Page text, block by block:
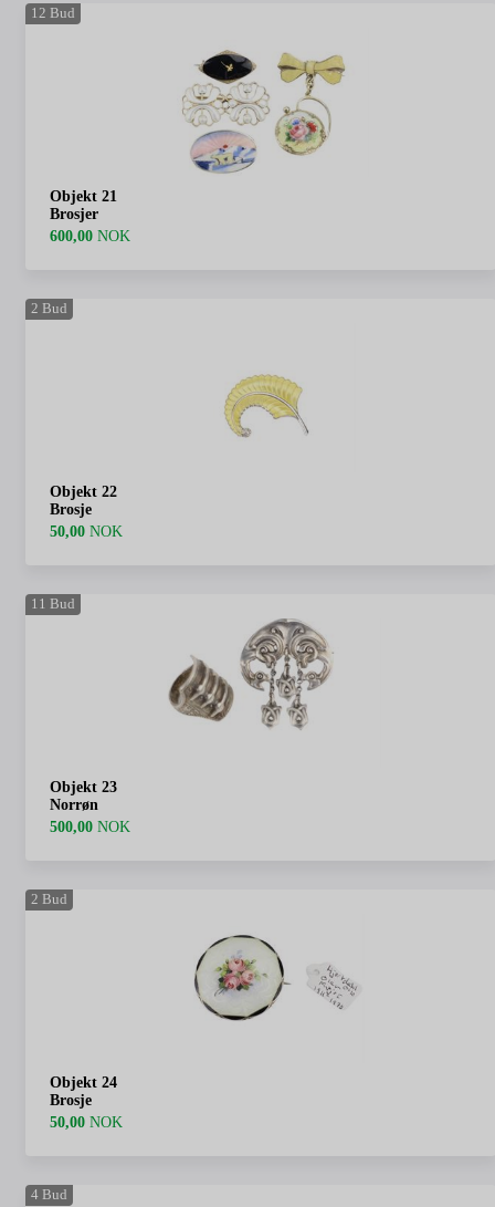
12 Bud
Objekt 21
Brosjer
600,00 NOK
2 Bud
Objekt 22
Brosje
50,00 NOK
11 Bud
Objekt 23
Norrøn
500,00 NOK
2 Bud
Objekt 24
Brosje
50,00 NOK
4 Bud